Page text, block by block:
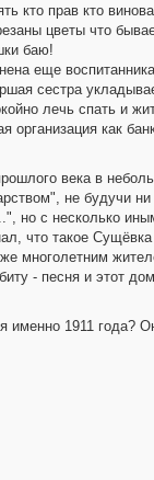
кто прав кто
цветы что
баю!
еще
сестра
лечь спать и
организация как
века в
не будучи
но с несколько
что такое
многолетним
- песня и этот
именно 1911 года?